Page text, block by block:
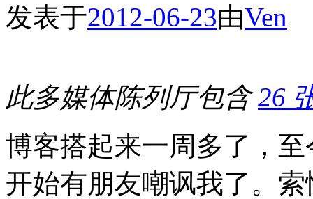
发表于2012-06-23由Ven
此多媒体陈列厅包含26
博客搭起来一周多了，
开始有朋友嘲讽我了。